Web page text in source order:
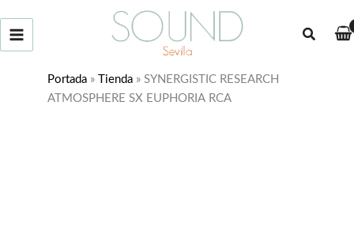
Buscar
Portada » Tienda » SYNERGISTIC RESEARCH
ATMOSPHERE SX EUPHORIA RCA